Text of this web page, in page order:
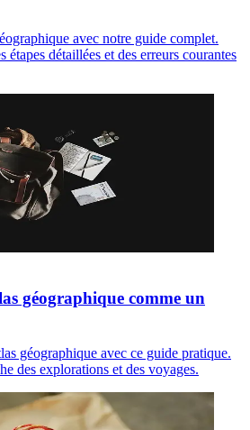
avec notre guide complet.
étapes détaillées et des erreurs courantes
géographique comme un
géographique avec ce guide pratique.
des explorations et des voyages.